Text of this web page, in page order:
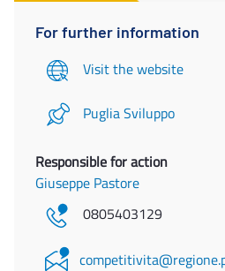
For further information
Visit the website
Puglia Sviluppo
Responsible for action
Giuseppe Pastore
0805403129